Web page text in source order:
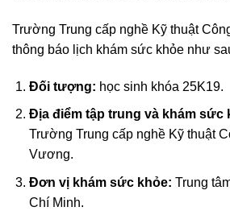
Trường Trung cấp nghề Kỹ thuật
thông báo lịch khám sức khỏe như
Đối tượng: học sinh khóa 25K19.
Địa điểm tập trung và khám sức
Trường Trung cấp nghề Kỹ thuật
Vương.
Đơn vị khám sức khỏe: Trung
Chí Minh.